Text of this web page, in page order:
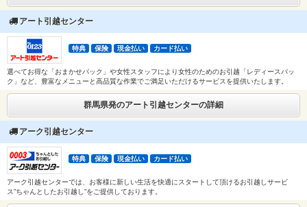
アート引越センター
特典 保険 現金払い カード払い
選べてお得な「おまかせパック」や女性スタッフにより女性のためのお引越「レディースパッ
ク」など、豊富なメニューと高品質な作業でご満足いただけるサービスを提供いたします。
群馬県発のアート引越センターの詳細
アーク引越センター
特典 保険 現金払い カード払い
アーク引越センターでは、お客様に新しい生活を快適にスタートして頂けるお引越しサービ
ス”ちゃんとしたお引越し”をご提供しております。